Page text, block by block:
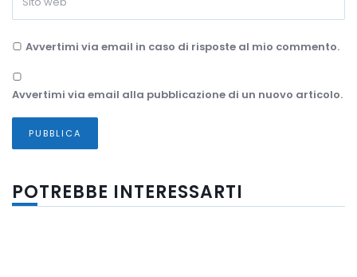
Avvertimi via email in caso di risposte al mio commento.
Avvertimi via email alla pubblicazione di un nuovo articolo.
POTREBBE INTERESSARTI